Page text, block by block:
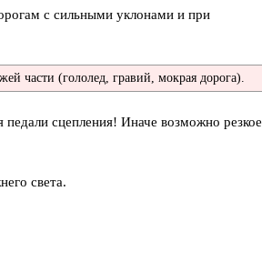
с сильными уклонами и при
части (гололед, гравий, мокрая дорога).
сцепления! Иначе возможно резкое
света.